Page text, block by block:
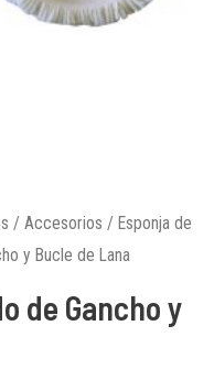
/ Accesorios / Esponja de
y Bucle de Lana
de Gancho y